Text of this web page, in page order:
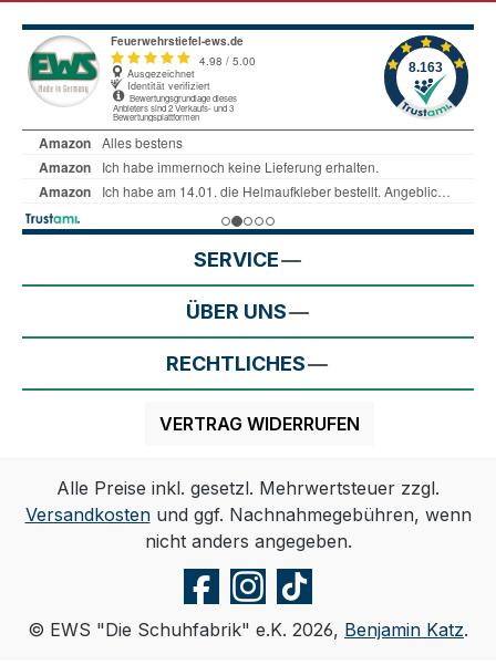
SERVICE
ÜBER UNS
RECHTLICHES
VERTRAG WIDERRUFEN
Alle Preise inkl. gesetzl. Mehrwertsteuer zzgl.
Versandkostenund ggf. Nachnahmegebühren, wenn
nicht anders angegeben.
© EWS "Die Schuhfabrik" e.K. 2026, Benjamin Katz.